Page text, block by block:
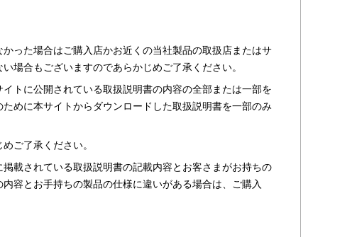
った場合はご購入店かお近くの当社製品の取扱店またはサ
場合もございますのであらかじめご了承ください。
トに公開されている取扱説明書の内容の全部または一部を
めに本サイトからダウンロードした取扱説明書を一部のみ
ご了承ください。
載されている取扱説明書の記載内容とお客さまがお持ちの
容とお手持ちの製品の仕様に違いがある場合は、ご購入